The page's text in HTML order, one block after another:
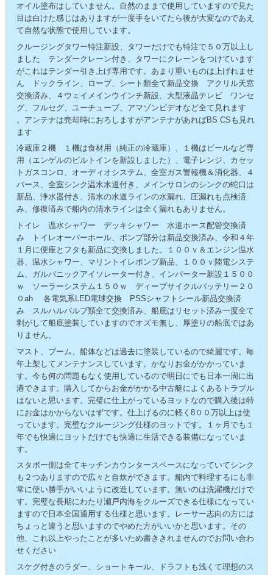
オイル塗布はしていません。自然のままで使用していますので見た
目は白けた感じはありますが一度手をいてたら後が大変なのであえ
て自然な状態で使用しています。
クルージングタワー特注新設、タワーだけでも特注で５０万以上し
ました テンダークレーン付き、タワーにクレーンをつけています
がこれはテンダー引き上げ専用です。あまり重いものは上げれませ
ん ドックライン、ロープ、シート類全て新品交換 アクリル天窓
交換済み、４ウェイメインウインチ新設、大型液晶テレビ ワンセ
グ、フルセグ、ユーチューブ、アマゾンビデオなど全て見れます
。アンテナは売却時におろしますがアンテナがあればBS CSも見れ
ます
冷蔵庫２機 １機は食材用（純正の冷蔵庫）、１機はビールなど専
用（エンゲルのビルトインを新設しました）、電子レンジ、カセッ
トガスコンロ、オーディオシステム、全室ガス警報機＆消化器、４
バース、全室シンク温水水道付き、メインサロンのシンクの蛇口は
新品、浄水器付き、清水の水道ラインの水漏れ、圧漏れも点検済
み、修復済みで船内の清水ラインは全く漏れもありません。
トイレ 温水シャワー デッキシャワー 水道ホース配管交換済
み トイレオーバーホール、ポンプ部分は新品交換済み、令和４年
１月に便座とフタも新品に交換しました。１００ｖ＆エンジン温水
器、温水シャワー、マリントイレポンプ新品、１００ｖ陸電システ
ム、ガルバニックアイソレーター付き、インバーター新設１５００
ｗ ソーラーシステム１５０ｗ ディープサイクルバッテリー２０
０ah 各電気系LED電球交換 PSSシャフトシール新品交換済
み スルハルバルブ類全て交換済み、船底はリセット済み一度全て
剥がして船底塗装していますのでオズモ無し、厚塗りの船底ではあ
りません。
マスト、ブーム、船体などは過去に塗装しているので綺麗です。毎
年上架してメンテナンスしています。かなりお金がかかっていま
す。今も何の問題もなく使用しているので明日にでも日本一周に出
港できます。購入してからお金がかかる中古艇によくあるトラブル
はないと思います。完璧に仕上がっているヨットなので購入後は特
にお金はかからないはずです。仕上げるのに軽く8００万以上は使
っています。完璧なクルージング仕様のヨットです。１ヶ月でも１
年でも快適にヨットだけでも快適に生活できる装備になっていま
す。
スタボー側は全てキッチンカウンタースペースになっていてシンク
も２つありますので広々と自炊ができます。船内で料理するにも非
常に使い勝手がいいように改造しています。無いのは洗濯機だけで
す。完璧な長期にわたり瀬戸内海をクルーズできる仕様になってい
ますので日本全国通用する仕様と思います。レーサー志向の方には
ちょっと違うと思いますのでやめた方がいいかと思います。その
他、これ以上やったことが多いため書ききれませんのでお問い合わ
せください
スケグ付きのラダー、ショートキール、ドラフトも浅くて理想のス